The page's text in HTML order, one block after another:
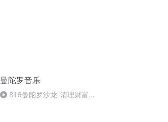
曼陀罗音乐
816曼陀罗沙龙-清理财富中